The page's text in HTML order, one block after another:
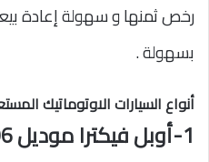
رخص ثمنها و سهولة إعادة
بسهولة .
أنواع السيارات الاوتوماتيك
1-أوبل فيكترا موديل 1996 السيدان